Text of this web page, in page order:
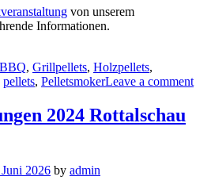
von unserem
Informationen.
BBQ, Grillpellets, Holzpellets,
pellets, PelletsmokerLeave a comment
2024 Rottalschau
2026 by admin